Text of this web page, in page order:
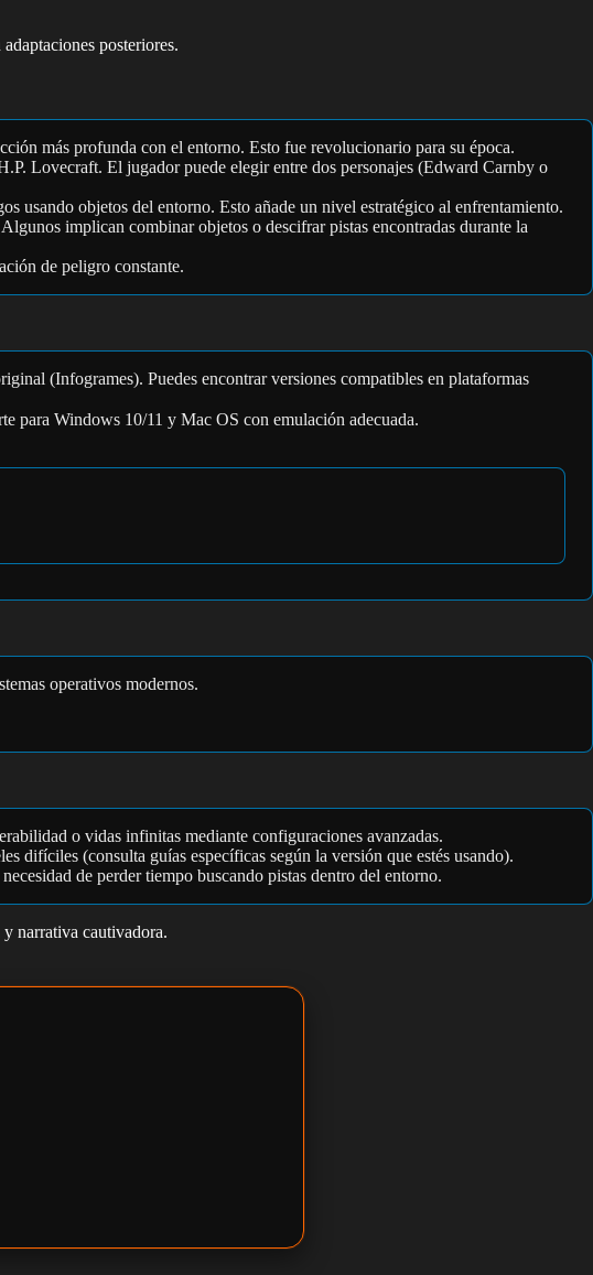
posteriores.
más profunda con el entorno. Esto fue revolucionario para su época.
Lovecraft. El jugador puede elegir entre dos personajes (Edward Carnby o
usando objetos del entorno. Esto añade un nivel estratégico al enfrentamiento.
implican combinar objetos o descifrar pistas encontradas durante la
de peligro constante.
(Infogrames). Puedes encontrar versiones compatibles en plataformas
para Windows 10/11 y Mac OS con emulación adecuada.
operativos modernos.
o vidas infinitas mediante configuraciones avanzadas.
difíciles (consulta guías específicas según la versión que estés usando).
de perder tiempo buscando pistas dentro del entorno.
narrativa cautivadora.